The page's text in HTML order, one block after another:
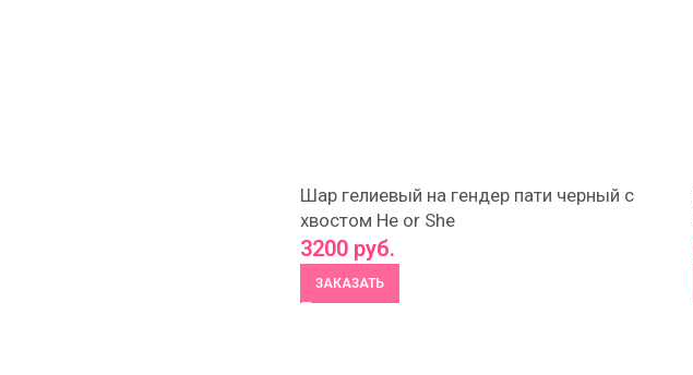
Шар гелиевый на гендер пати черный с
хвостом He or She
3200руб.
ЗАКАЗАТЬ